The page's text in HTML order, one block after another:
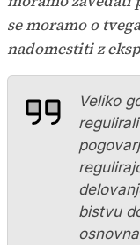
se moramo o
nadomestiti z
Veliko
bistvu